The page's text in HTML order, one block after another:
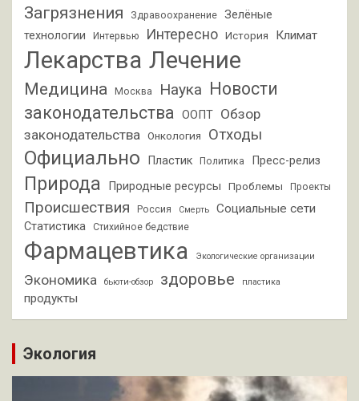
Загрязнения
Здравоохранение
Зелёные
технологии
Интервью Интересно История Климат
Лекарства Лечение
Медицина Москва Наука
Новости
законодательства ООПТ
Обзор
законодательства Онкология Отходы
Официально Пластик Политика Пресс-релиз
Природа Природные ресурсы Проблемы Проекты
Происшествия Россия Смерть Социальные сети
Статистика Стихийное бедствие
Фармацевтика Экологические организации
Экономика бьюти-обзор здоровье пластика
продукты
Экология